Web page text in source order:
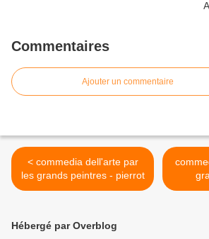
Commentaires
Ajouter un commentaire
< commedia dell'arte par
les grands peintres - pierrot
Hébergé par Overblog